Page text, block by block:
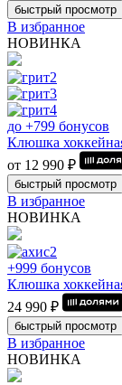
быстрый просмотр
В избранное
НОВИНКА
до +799 бонусов
Клюшка
от 12 990 ₽
быстрый просмотр
В избранное
НОВИНКА
+999 бонусов
Клюшка
24 990 ₽
быстрый просмотр
В избранное
НОВИНКА